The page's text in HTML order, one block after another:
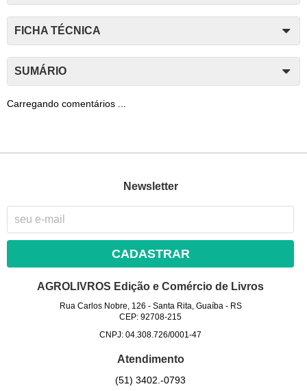
FICHA TÉCNICA
SUMÁRIO
Carregando comentários ...
Newsletter
CADASTRAR
AGROLIVROS Edição e Comércio de Livros
Rua Carlos Nobre, 126 - Santa Rita, Guaíba- RS
CEP: 92708-215
CNPJ: 04.308.726/0001-47
Atendimento
(51) 3402.-0793